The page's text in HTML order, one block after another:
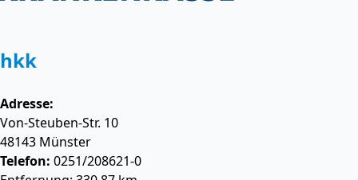
hkk
Adresse:
Von-Steuben-Str. 10
48143 Münster
Telefon: 0251/208621-0